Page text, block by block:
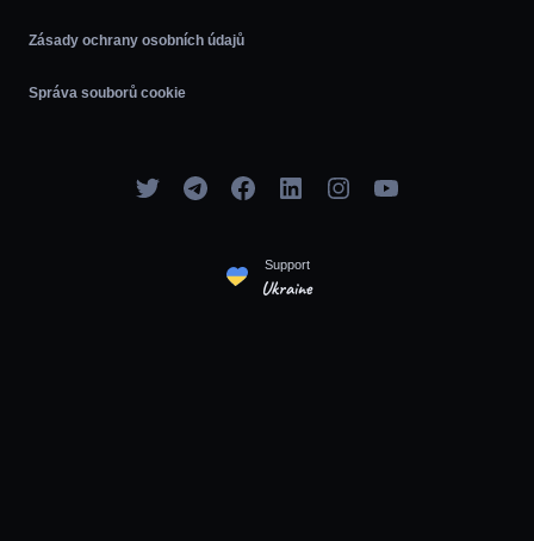
Zásady ochrany osobních údajů
Správa souborů cookie
Support
Ukraine